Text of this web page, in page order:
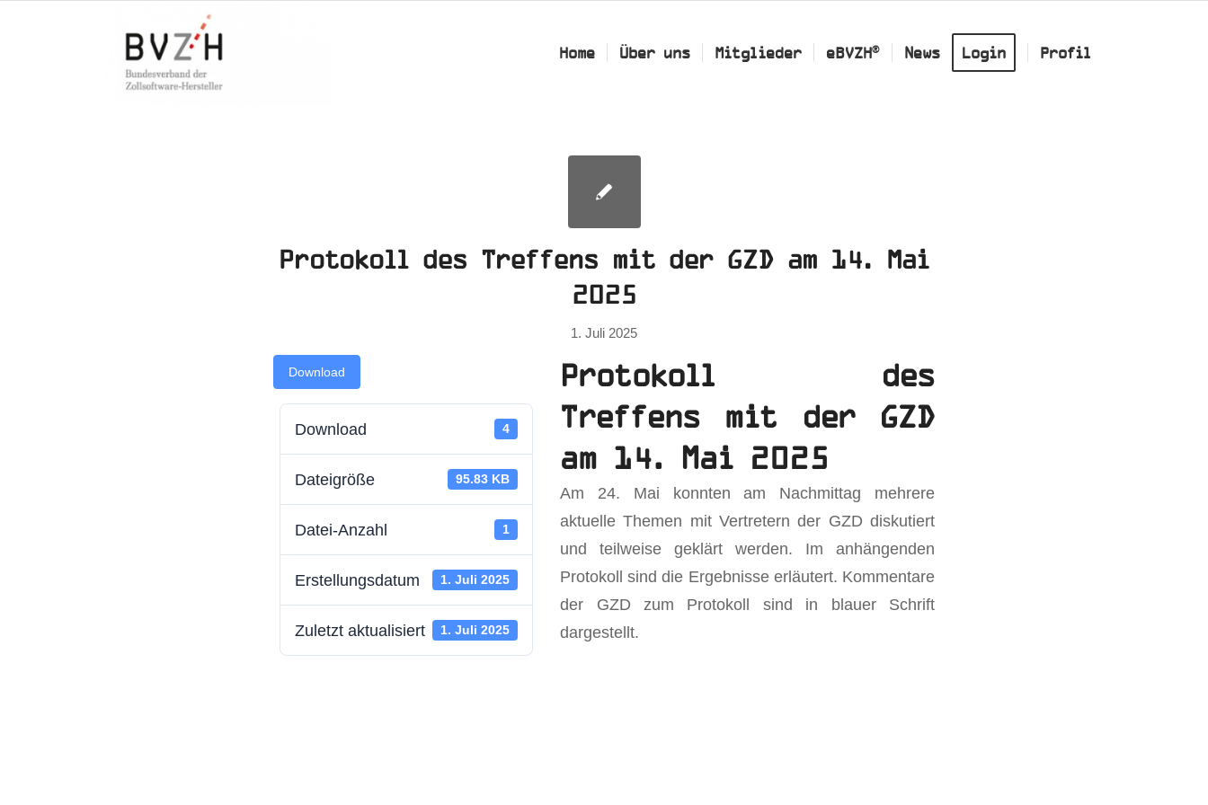
Home Über uns Mitglieder eBVZH® News Login Profil
Protokoll des Treffens mit der GZD am 14. Mai
2025
1. Juli 2025
Download
Download 4
Dateigröße 95.83 KB
Datei-Anzahl 1
Erstellungsdatum 1. Juli 2025
Zuletzt aktualisiert 1. Juli 2025
Protokoll des
Treffens mit der GZD
am 14. Mai 2025
Am 24. Mai konnten am Nachmittag mehrere
aktuelle Themen mit Vertretern der GZD diskutiert
und teilweise geklärt werden. Im anhängenden
Protokoll sind die Ergebnisse erläutert. Kommentare
der GZD zum Protokoll sind in blauer Schrift
dargestellt.